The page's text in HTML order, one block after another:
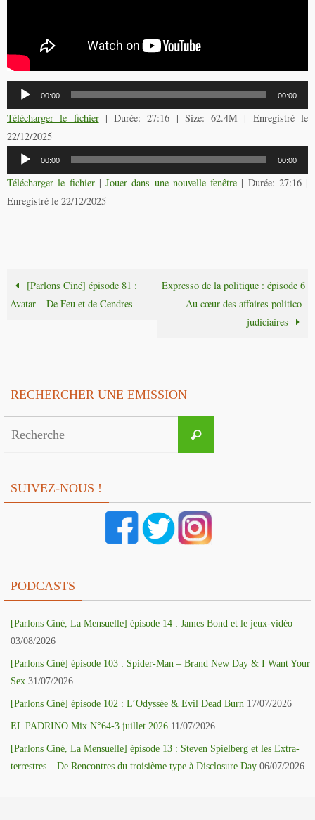
Lecteur
audio
00:00 00:00
Télécharger le fichier| Durée: 27:16 | Size: 62.4M | Enregistré le
22/12/2025
Lecteur
audio
00:00 00:00
Télécharger le fichier| Jouer dans une nouvelle fenêtre | Durée: 27:16|
Enregistré le 22/12/2025
[Parlons Ciné] épisode 81 :
Avatar – De Feu et de Cendres
Expresso de la politique : épisode 6
– Au cœur des affaires politico-
judiciaires
RECHERCHER UNE EMISSION
Recherche
SUIVEZ-NOUS !
PODCASTS
[Parlons Ciné, La Mensuelle] épisode 14 : James Bond et le jeux-vidéo
03/08/2026
[Parlons Ciné] épisode 103 : Spider-Man – Brand New Day & I Want Your
Sex 31/07/2026
[Parlons Ciné] épisode 102 : L’Odyssée & Evil Dead Burn 17/07/2026
EL PADRINO Mix N°64-3 juillet 2026 11/07/2026
[Parlons Ciné, La Mensuelle] épisode 13 : Steven Spielberg et les Extra-
terrestres – De Rencontres du troisième type à Disclosure Day 06/07/2026